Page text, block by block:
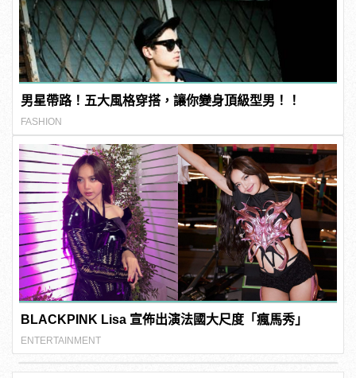
男星帶路！五大風格穿搭，讓你變身頂級型男！！
FASHION
BLACKPINK Lisa 宣佈出演法國大尺度「瘋馬秀」
ENTERTAINMENT